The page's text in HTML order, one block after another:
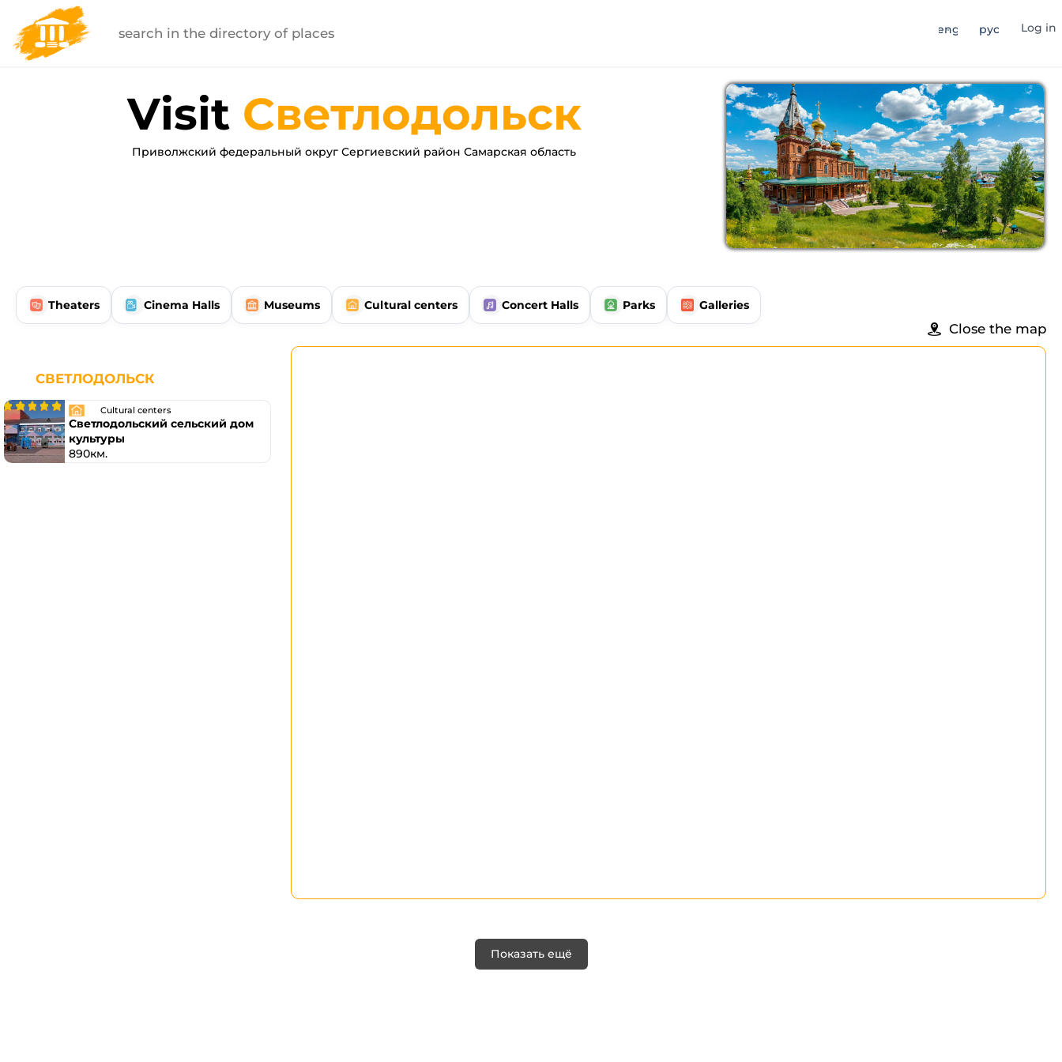
eng рус Log in
Visit Светлодольск
Приволжский федеральный округ Сергиевский район Самарская область
Close the map
Theaters Cinema Halls Museums Cultural centers Concert Halls Parks Galleries
СВЕТЛОДОЛЬСК
Cultural centers
Светлодольский сельский дом
культуры
890км.
Показать ещё